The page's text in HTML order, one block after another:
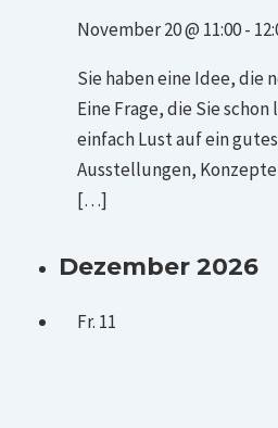
November 20 @ 11:00-
Sie haben eine Idee, die
Eine Frage, die Sie
einfach Lust auf ein
Ausstellungen,
[…]
Dezember 2026
Fr. 11